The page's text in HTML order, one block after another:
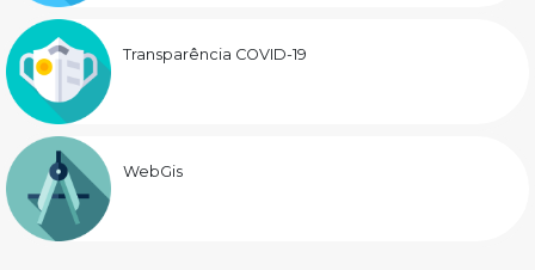
Transparência COVID-19
WebGis